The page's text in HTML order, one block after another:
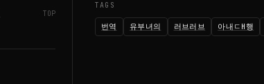
TOP
TAGS
번역 유부녀의 러브러브 아내ㄷH행